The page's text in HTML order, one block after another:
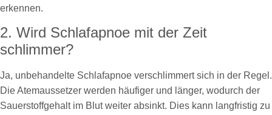
erkennen.
2. Wird Schlafapnoe mit der Zeit
schlimmer?
Ja, unbehandelte Schlafapnoe verschlimmert sich in der Regel.
Die Atemaussetzer werden häufiger und länger, wodurch der
Sauerstoffgehalt im Blut weiter absinkt. Dies kann langfristig zu